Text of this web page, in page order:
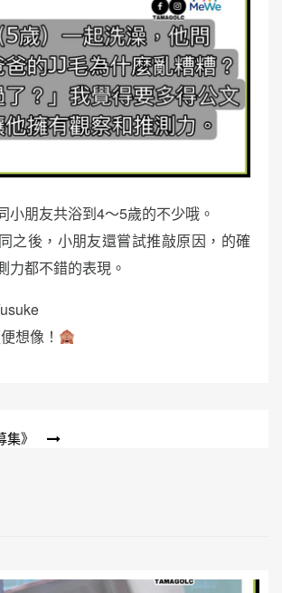
小朋友共浴到4～5歲的不少哦。
之後，小朋友還嘗試推敲原因，的確
力都不錯的表現。
想像！
集》